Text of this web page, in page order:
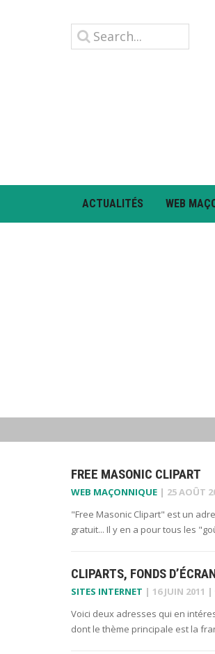
ACTUALITÉS WEB
FREE MASONIC CLIPART
WEB MAÇONNIQUE | 25 AOÛT
"Free Masonic Clipart" est un
gratuit... Il y en a pour tous les
CLIPARTS, FONDS
SITES INTERNET | 16 JUIN 2011 |
Voici deux adresses qui en
dont le thème principale est la